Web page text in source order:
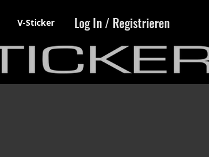
V-Sticker Log In / Registrieren